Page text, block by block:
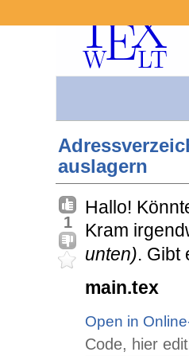
auslagern
1
Hallo!
Kram
unten). Gibt
main.tex
Open in
Code, hier